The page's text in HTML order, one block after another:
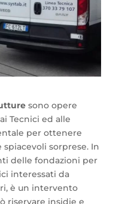
sono opere
Tecnici ed alle
per ottenere
sorprese. In
delle fondazioni per
interessati da
è un intervento
riservare insidie e